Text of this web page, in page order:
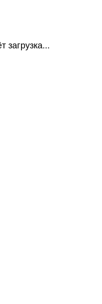
загрузка...